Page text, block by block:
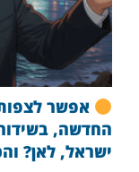
אפשר
החדשה,
ישראל, לאן?